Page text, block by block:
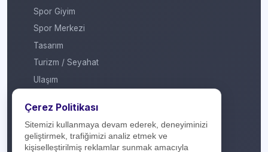
Spor Giyim
Spor Merkezi
Tasarım
Turizm / Seyahat
Ulaşım
Yapı Marketi
Yurt Dışı / Duty Free
Çerez Politikası
Sitemizi kullanmaya devam ederek, deneyiminizi
geliştirmek, trafiğimizi analiz etmek ve
kişiselleştirilmiş reklamlar sunmak amacıyla